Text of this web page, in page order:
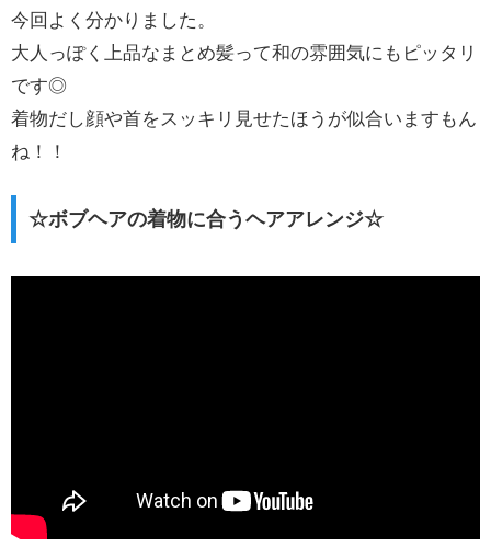
今回よく分かりました。
大人っぽく上品なまとめ髪って和の雰囲気にもピッタリ
です◎
着物だし顔や首をスッキリ見せたほうが似合いますもん
ね！！
☆ボブヘアの着物に合うヘアアレンジ☆